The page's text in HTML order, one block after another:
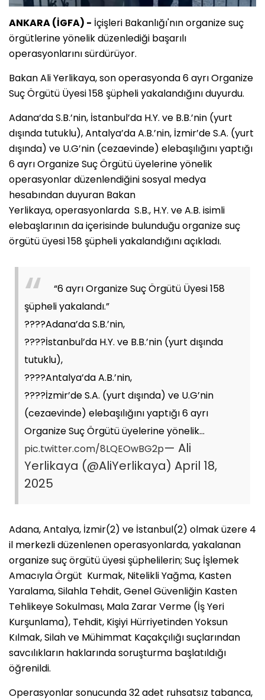
ANKARA (İGFA) - İçişleri Bakanlığı'nın organize suç
örgütlerine yönelik düzenlediği başarılı
operasyonlarını sürdürüyor.
Bakan Ali Yerlikaya, son operasyonda 6 ayrı Organize
Suç Örgütü Üyesi 158 şüpheli yakalandığını duyurdu.
Adana’da S.B.’nin, İstanbul’da H.Y. ve B.B.’nin (yurt
dışında tutuklu), Antalya’da A.B.’nin, İzmir’de S.A. (yurt
dışında) ve U.G’nin (cezaevinde) elebaşılığını yaptığı
6 ayrı Organize Suç Örgütü üyelerine yönelik
operasyonlar düzenlendiğini sosyal medya
hesabından duyuran Bakan
Yerlikaya, operasyonlarda S.B., H.Y. ve A.B. isimli
elebaşlarının da içerisinde bulunduğu organize suç
örgütü üyesi 158 şüpheli yakalandığını açıkladı.
“6 ayrı Organize Suç Örgütü Üyesi 158
şüpheli yakalandı.”
????Adana’da S.B.’nin,
????İstanbul’da H.Y. ve B.B.’nin (yurt dışında
tutuklu),
????Antalya’da A.B.’nin,
????İzmir’de S.A. (yurt dışında) ve U.G’nin
(cezaevinde) elebaşılığını yaptığı 6 ayrı
Organize Suç Örgütü üyelerine yönelik…
pic.twitter.com/8LQEOwBG2p— Ali
Yerlikaya (@AliYerlikaya) April 18,
2025
Adana, Antalya, İzmir(2) ve İstanbul(2) olmak üzere 4
il merkezli düzenlenen operasyonlarda, yakalanan
organize suç örgütü üyesi şüphelilerin; Suç İşlemek
Amacıyla Örgüt Kurmak, Nitelikli Yağma, Kasten
Yaralama, Silahla Tehdit, Genel Güvenliğin Kasten
Tehlikeye Sokulması, Mala Zarar Verme (İş Yeri
Kurşunlama), Tehdit, Kişiyi Hürriyetinden Yoksun
Kılmak, Silah ve Mühimmat Kaçakçılığı suçlarından
savcılıkların haklarında soruşturma başlatıldığı
öğrenildi.
Operasyonlar sonucunda 32 adet ruhsatsız tabanca,